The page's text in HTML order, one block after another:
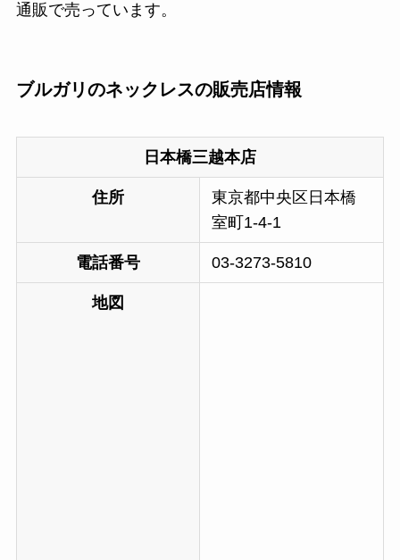
通販で売っています。
ブルガリのネックレスの販売店情報
日本橋三越本店
住所
東京都中央区日本橋
室町1-4-1
電話番号 03-3273-5810
地図